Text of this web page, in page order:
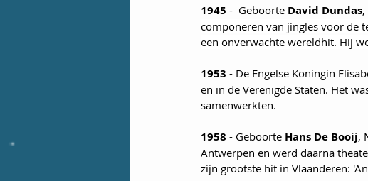
1945 -  Geboorte David Dundas
componeren van jingles voor de
een onverwachte wereldhit. Hij
1953 - De Engelse Koningin
en in de Verenigde Staten. Het
samenwerkten.
1958 - Geboorte Hans De Booij,
Antwerpen en werd daarna
zijn grootste hit in Vlaanderen: